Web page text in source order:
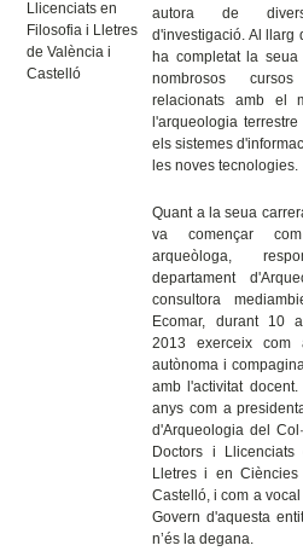
Llicenciats en
Filosofia i Lletres
de València i
Castelló
autora de
d'investigació. Al llarg
ha completat la
nombrosos
relacionats amb el
l'arqueologia
els sistemes
les noves tecnologies.
Quant a la seua
va començar
arqueòloga,
departament
consultora
Ecomar, durant 10
2013 exerceix com
autònoma i
amb l'activitat
anys com a
d'Arqueologia del
Doctors i
Lletres i en
Castelló, i com a
Govern d'aquesta
n’és la degana.